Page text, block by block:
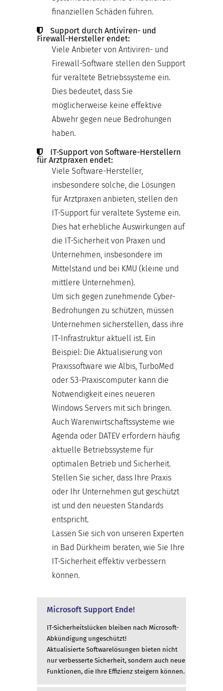
finanziellen Schäden führen.
Support durch Antiviren- und
Firewall-Hersteller endet:
Viele Anbieter von Antiviren- und
Firewall-Software stellen den Support
für veraltete Betriebssysteme ein.
Dies bedeutet, dass Sie
möglicherweise keine effektive
Abwehr gegen neue Bedrohungen
haben.
IT-Support von Software-Herstellern
für Arztpraxen endet:
Viele Software-Hersteller,
insbesondere solche, die Lösungen
für Arztpraxen anbieten, stellen den
IT-Support für veraltete Systeme ein.
Dies hat erhebliche Auswirkungen auf
die IT-Sicherheit von Praxen und
Unternehmen, insbesondere im
Mittelstand und bei KMU (kleine und
mittlere Unternehmen).
Um sich gegen zunehmende Cyber-
Bedrohungen zu schützen, müssen
Unternehmen sicherstellen, dass ihre
IT-Infrastruktur aktuell ist. Ein
Beispiel: Die Aktualisierung von
Praxissoftware wie Albis, TurboMed
oder S3-Praxiscomputer kann die
Notwendigkeit eines neueren
Windows Servers mit sich bringen.
Auch Warenwirtschaftssysteme wie
Agenda oder DATEV erfordern häufig
aktuelle Betriebssysteme für
optimalen Betrieb und Sicherheit.
Stellen Sie sicher, dass Ihre Praxis
oder Ihr Unternehmen gut geschützt
ist und den neuesten Standards
entspricht.
Lassen Sie sich von unseren Experten
in Bad Dürkheim beraten, wie Sie Ihre
IT-Sicherheit effektiv verbessern
können.
Microsoft Support Ende!
IT-Sicherheitslücken bleiben nach Microsoft-
Abkündigung ungeschützt!
Aktualisierte Softwarelösungen bieten nicht
nur verbesserte Sicherheit, sondern auch neue
Funktionen, die Ihre Effizienz steigern können.